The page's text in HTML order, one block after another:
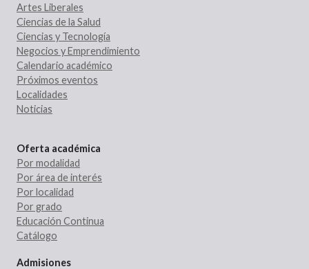
Artes Liberales
Ciencias de la Salud
Ciencias y Tecnología
Negocios y Emprendimiento
Calendario académico
Próximos eventos
Localidades
Noticias
Oferta académica
Por modalidad
Por área de interés
Por localidad
Por grado
Educación Continua
Catálogo
Admisiones